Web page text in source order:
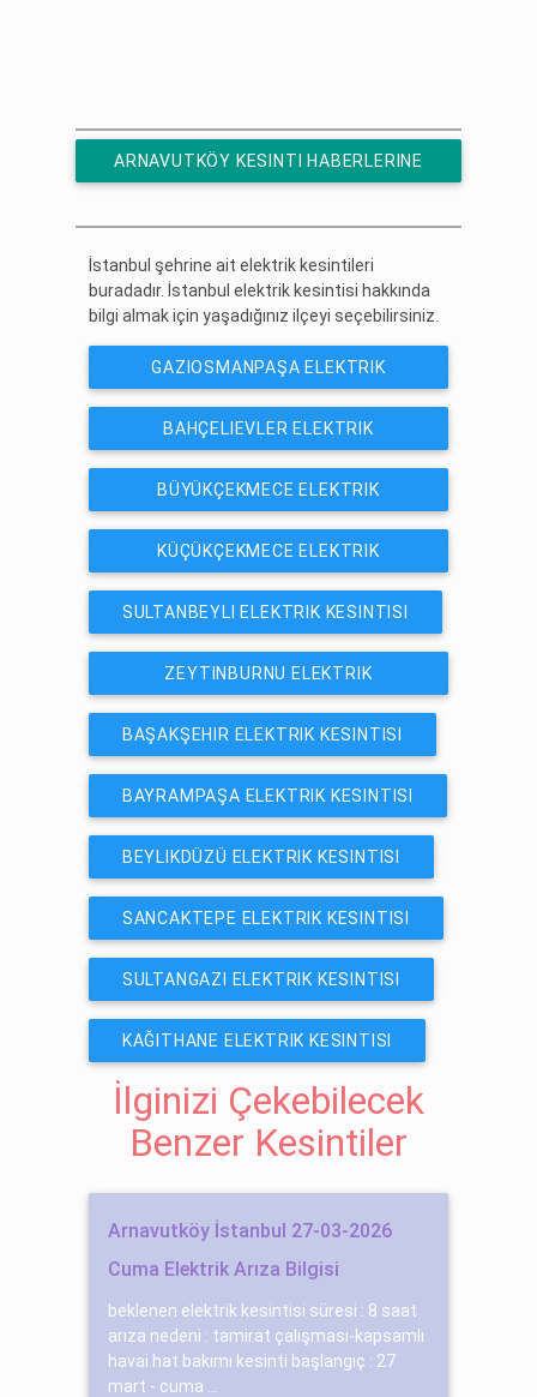
ARNAVUTKÖY KESINTI HABERLERINE
İstanbul şehrine ait elektrik kesintileri
buradadır. İstanbul elektrik kesintisi hakkında
bilgi almak için yaşadığınız ilçeyi seçebilirsiniz.
GAZIOSMANPAŞA ELEKTRIK
KESINTISI
BAHÇELIEVLER ELEKTRIK
KESINTISI
BÜYÜKÇEKMECE ELEKTRIK
KESINTISI
KÜÇÜKÇEKMECE ELEKTRIK
KESINTISI
SULTANBEYLI ELEKTRIK KESINTISI
ZEYTINBURNU ELEKTRIK
KESINTISI
BAŞAKŞEHIR ELEKTRIK KESINTISI
BAYRAMPAŞA ELEKTRIK KESINTISI
BEYLIKDÜZÜ ELEKTRIK KESINTISI
SANCAKTEPE ELEKTRIK KESINTISI
SULTANGAZI ELEKTRIK KESINTISI
KAĞITHANE ELEKTRIK KESINTISI
İlginizi Çekebilecek
Benzer Kesintiler
Arnavutköy İstanbul 27-03-2026
Cuma Elektrik Arıza Bilgisi
beklenen elektrik kesintisi süresi : 8 saat
arıza nedeni : tamirat çalışması-kapsamlı
havai hat bakımı kesinti başlangıç : 27
mart - cuma ...